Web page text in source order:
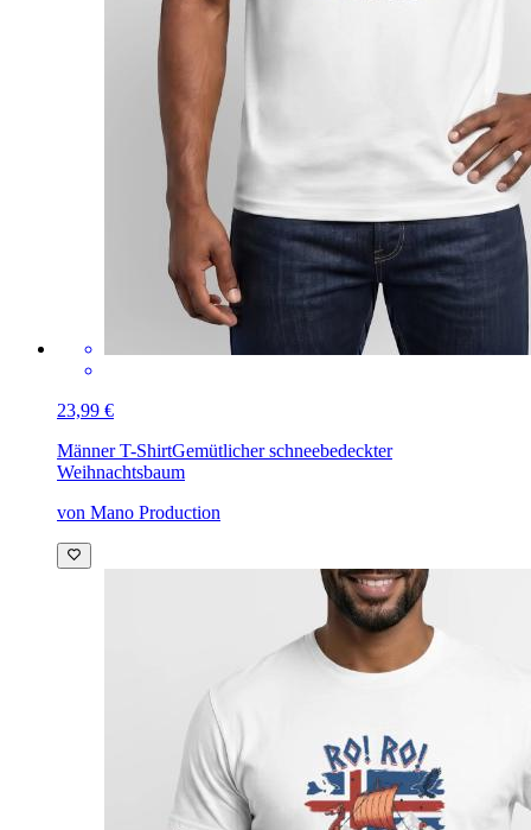
23,99 €
Männer T-ShirtGemütlicher schneebedeckter
Weihnachtsbaum
von Mano Production